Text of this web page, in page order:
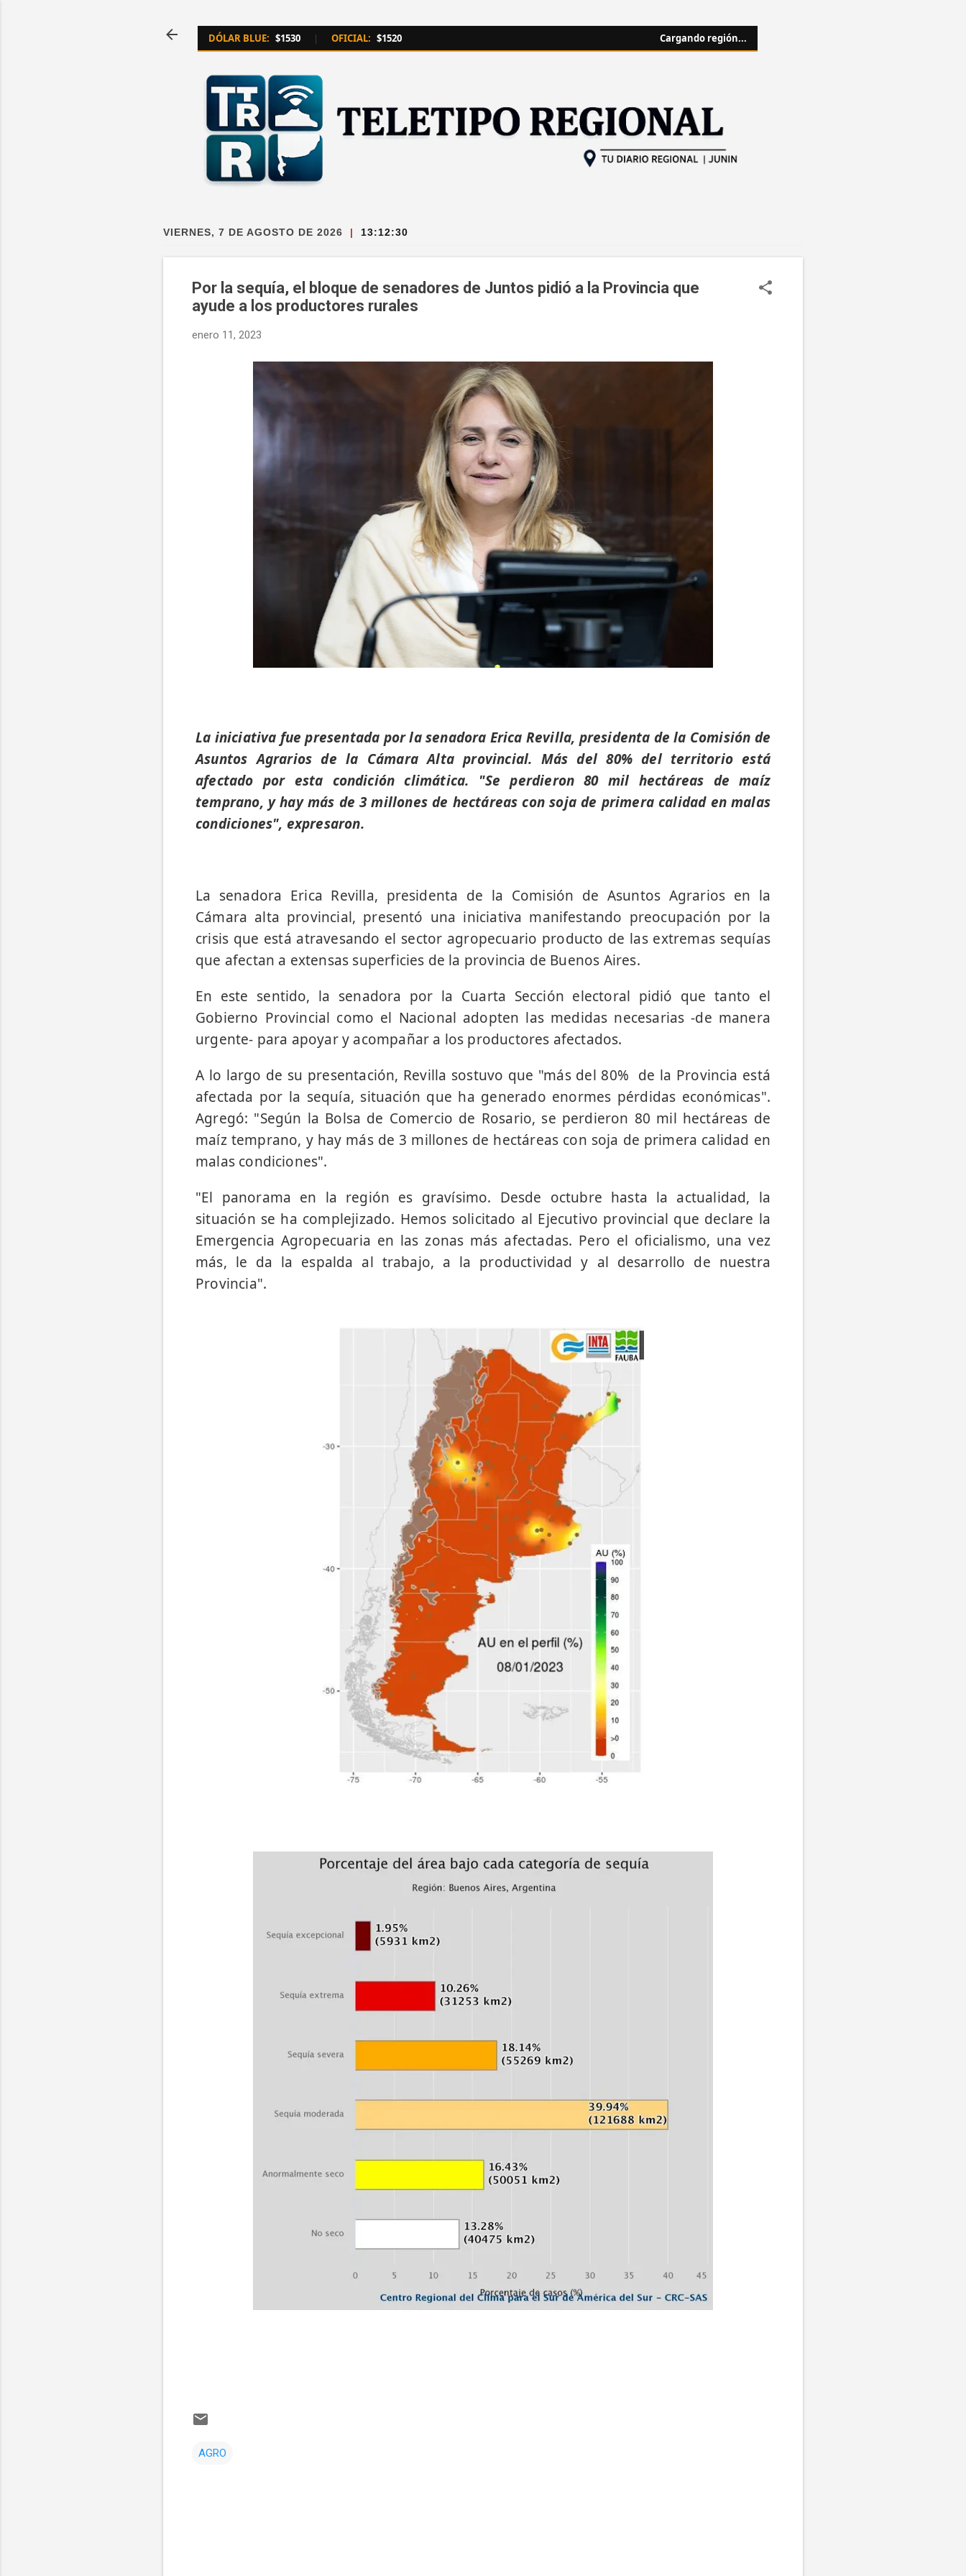
DÓLAR BLUE: $1530 | OFICIAL: $1520 Cargando región...
VIERNES, 7 DE AGOSTO DE 2026 | 13:12:31
Por la sequía, el bloque de senadores de Juntos pidió a la Provincia que
ayude a los productores rurales
enero 11, 2023
La iniciativa fue presentada por la senadora Erica Revilla, presidenta de la Comisión de
Asuntos Agrarios de la Cámara Alta provincial. Más del 80% del territorio está
afectado por esta condición climática. "Se perdieron 80 mil hectáreas de maíz
temprano, y hay más de 3 millones de hectáreas con soja de primera calidad en malas
condiciones", expresaron.
La senadora Erica Revilla, presidenta de la Comisión de Asuntos Agrarios en la
Cámara alta provincial, presentó una iniciativa manifestando preocupación por la
crisis que está atravesando el sector agropecuario producto de las extremas sequías
que afectan a extensas superficies de la provincia de Buenos Aires.
En este sentido, la senadora por la Cuarta Sección electoral pidió que tanto el
Gobierno Provincial como el Nacional adopten las medidas necesarias -de manera
urgente- para apoyar y acompañar a los productores afectados.
A lo largo de su presentación, Revilla sostuvo que "más del 80% de la Provincia está
afectada por la sequía, situación que ha generado enormes pérdidas económicas".
Agregó: "Según la Bolsa de Comercio de Rosario, se perdieron 80 mil hectáreas de
maíz temprano, y hay más de 3 millones de hectáreas con soja de primera calidad en
malas condiciones".
"El panorama en la región es gravísimo. Desde octubre hasta la actualidad, la
situación se ha complejizado. Hemos solicitado al Ejecutivo provincial que declare la
Emergencia Agropecuaria en las zonas más afectadas. Pero el oficialismo, una vez
más, le da la espalda al trabajo, a la productividad y al desarrollo de nuestra
Provincia".
AGRO